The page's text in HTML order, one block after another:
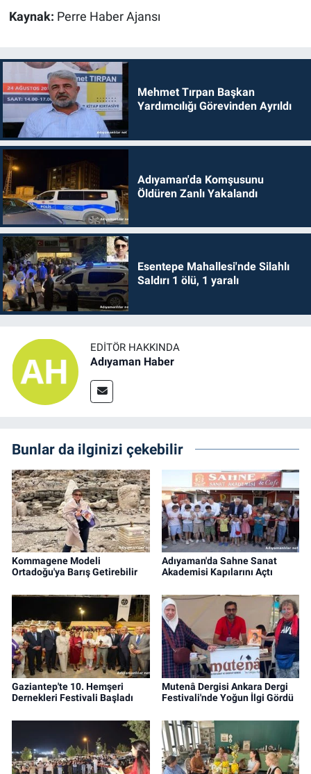
Kaynak: Perre Haber Ajansı
Mehmet Tırpan Başkan
Yardımcılığı Görevinden Ayrıldı
Adıyaman'da Komşusunu
Öldüren Zanlı Yakalandı
Esentepe Mahallesi'nde Silahlı
Saldırı 1 ölü, 1 yaralı
EDITÖR HAKKINDA
Adıyaman Haber
Bunlar da ilginizi çekebilir
Kommagene Modeli
Ortadoğu'ya Barış Getirebilir
Adıyaman'da Sahne Sanat
Akademisi Kapılarını Açtı
Gaziantep'te 10. Hemşeri
Dernekleri Festivali Başladı
Mutenâ Dergisi Ankara Dergi
Festivali'nde Yoğun İlgi Gördü